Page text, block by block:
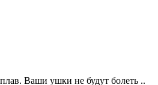
Ваши ушки не будут болеть ..